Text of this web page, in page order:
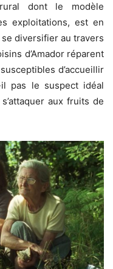
dont le modèle
exploitations, est en
diversifier au travers
d’Amador réparent
d’accueillir
pas le suspect idéal
aux fruits de